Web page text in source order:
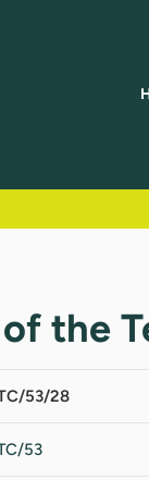
the
53/28
53